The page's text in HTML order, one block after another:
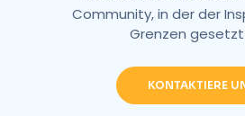
Community, in der der
Grenzen
KONTAKTIERE